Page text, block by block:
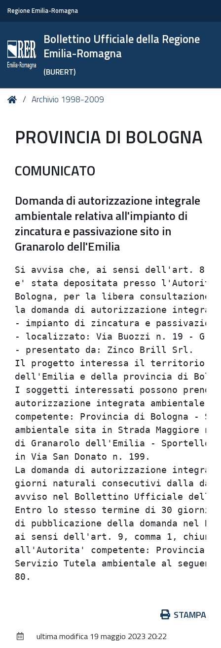
Regione Emilia-Romagna
Bollettino Ufficiale della Regione
Emilia-Romagna
(BURERT)
Tu HomeArchivio 1998-2009
PROVINCIA DI BOLOGNA
COMUNICATO
Domanda di autorizzazione integrale
ambientale relativa all'impianto di
zincatura e passivazione sito in
Granarolo dell'Emilia
Si avvisa che, ai sensi dell'art. 8
e' stata depositata presso l'Autorita'
Bologna, per la libera
la domanda di autorizzazione
- impianto di zincatura e
- localizzato: Via Buozzi n. 19 -
- presentato da: Zinco Brill Srl.
Il progetto interessa il territorio del
dell'Emilia e della provincia di
I soggetti interessati possono
autorizzazione integrata ambientale
competente: Provincia di Bologna -
ambientale sita in Strada Maggiore n.
di Granarolo dell'Emilia - Sportello
in Via San Donato n. 199.
La domanda di autorizzazione
giorni naturali consecutivi dalla
avviso nel Bollettino Ufficiale della
Entro lo stesso termine di 30 giorni
di pubblicazione della domanda nel
ai sensi dell'art. 9, comma 1,
all'Autorita' competente: Provincia di
Servizio Tutela ambientale al
documento
STAMPA
ultima modifica 19 maggio 2023 20:22